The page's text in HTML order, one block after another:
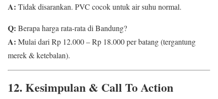
A: Tidak disarankan. PVC cocok untuk air suhu normal.
Q: Berapa harga rata-rata di Bandung?
A: Mulai dari Rp 12.000 – Rp 18.000 per batang (tergantung
merek & ketebalan).
12. Kesimpulan & Call To Action